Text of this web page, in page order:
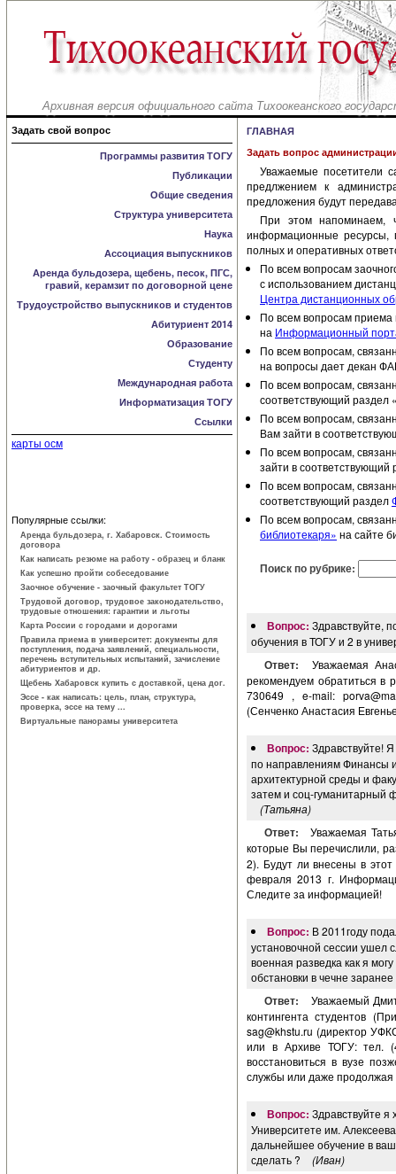
Архивная версия официального сайта Тихоокеанского
Задать свой вопрос
Программы развития ТОГУ
Публикации
Общие сведения
Структура университета
Наука
Ассоциация выпускников
Аренда бульдозера, щебень, песок, ПГС,
гравий, керамзит по договорной цене
Трудоустройство выпускников и студентов
Абитуриент 2014
Образование
Студенту
Международная работа
Информатизация ТОГУ
Ссылки
карты осм
Популярные ссылки:
Аренда бульдозера, г. Хабаровск. Стоимость
договора
Как написать резюме на работу - образец и бланк
Как успешно пройти собеседование
Заочное обучение - заочный факультет ТОГУ
Трудовой договор, трудовое законодатель­ство,
трудовые отношения: гарантии и льготы
Карта России с городами и дорогами
Правила приема в университет: документы для
поступления, подача заявлений, специальности,
перечень вступительных испытаний, зачисление
абитуриентов и др.
Щебень Хабаровск купить с доставкой, цена дог.
Эссе - как написать: цель, план, структура,
проверка, эссе на тему ...
Виртуальные панорамы университета
ГЛАВНАЯ
Задать вопрос
Уважаемые посетители
предлжением к
предложения будут
При этом напоминаем,
информационные ресурсы,
полных и оперативных
По всем вопросам
с использованием
Центра дистанционных
По всем вопросам приема
на Информационный
По всем вопросам,
на вопросы дает декан
По всем вопросам,
соответствующий раздел
По всем вопросам,
Вам зайти в
По всем вопросам,
зайти в
По всем вопросам,
соответствующий раздел
По всем вопросам,
библиотекаря» на сайте
Поиск по рубрике:
Вопрос: Здравствуйте,
обучения в ТОГУ и 2 в
Ответ:
Уважаемая
рекомендуем обратиться в
730649 , e-mail:
(Сенченко Анастасия
Вопрос: Здравствуйте!
по направлениям Финансы
архитектурной среды и
затем и соц-гуманитарный
(Татьяна)
Ответ:
Уважаемая
которые Вы перечислили,
2). Будут ли внесены в
февраля 2013 г.
Следите за информацией!
Вопрос: В 2011году
установочной сессии ушел
военная разведка как я
обстановки в чечне
Ответ:
Уважаемый
контингента студентов
sag@khstu.ru (директор
или в Архиве ТОГУ: тел.
восстановиться в вузе
службы или даже продолжая
Вопрос: Здравствуйте я
Университете им.
дальнейшее обучение в
сделать ?
(Иван)